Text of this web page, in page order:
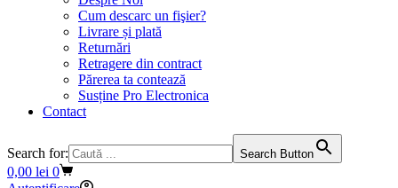
Cum descarc un fişier?
Livrare și plată
Returnări
Retragere din contract
Părerea ta contează
Susține Pro Electronica
Contact
Search for: Search Button
Coș
0,00 lei 0